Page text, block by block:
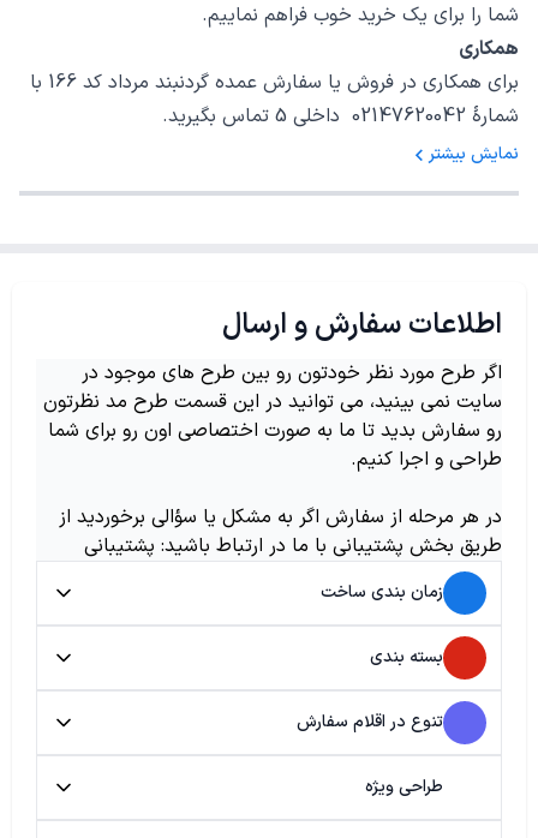
شما را برای یک خرید خوب فراهم نماییم.
همکاری
برای همکاری در فروش یا سفارش عمده گردنبند مرداد کد 166 با
شمارهٔ 02147620042 داخلی 5 تماس بگیرید.
نمایش بیشتر
اطلاعات سفارش و ارسال
اگر طرح مورد نظر خودتون رو بین طرح های موجود در
سایت نمی بینید، می توانید در این قسمت طرح مد نظرتون
رو سفارش بدید تا ما به صورت اختصاصی اون رو برای شما
طراحی و اجرا کنیم.
در هر مرحله از سفارش اگر به مشکل یا سؤالی برخوردید از
طریق بخش پشتیبانی با ما در ارتباط باشید: پشتیبانی
زمان بندی ساخت
بسته بندی
تنوع در اقلام سفارش
طراحی ویژه